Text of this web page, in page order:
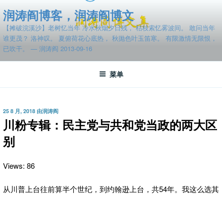
至
容
润涛阎博客，润涛阎博文
【摊破浣溪沙】老树忆当年 冷水秋烟夕日残， 枯枝索忆雾波间。 敢问当年
谁更茂？ 洛神叹。 夏俯荷花心底热， 秋抛色叶玉笛寒。 有限激情无限恨，
已吹干。 — 润涛阎 2013-09-16
菜单
发
布
于
25 8 月, 2018 由润涛阎
川粉专辑：民主党与共和党当政的两大区
别
Views: 86
从川普上台往前算半个世纪，到约翰逊上台，共54年。我这么选其